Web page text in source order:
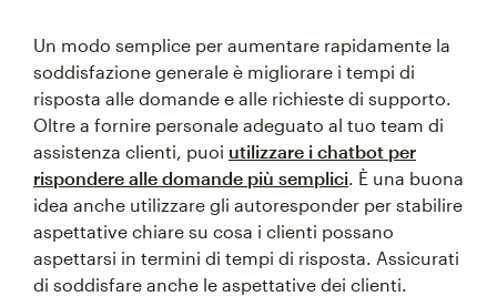
Un modo semplice per aumentare rapidamente la
soddisfazione generale è migliorare i tempi di
risposta alle domande e alle richieste di supporto.
Oltre a fornire personale adeguato al tuo team di
assistenza clienti, puoi utilizzare i chatbot per
rispondere alle domande più semplici. È una buona
idea anche utilizzare gli autoresponder per stabilire
aspettative chiare su cosa i clienti possano
aspettarsi in termini di tempi di risposta. Assicurati
di soddisfare anche le aspettative dei clienti.